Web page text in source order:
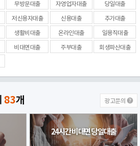
무방문대출 자영업자대출 당일대출
저신용자대출 신용대출 추가대출
생활비대출 온라인대출 일용직대출
비대면대출 주부대출 회생파산대출
83개 광고문의
24시간 비대면 당일대출